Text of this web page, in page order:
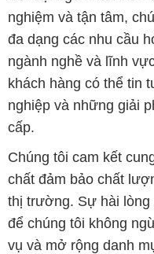
nghiệp và những giải
cấp.
Chúng tôi cam kết
chất đảm bảo chất
thị trường. Sự hài
để chúng tôi không
vụ và mở rộng danh
yêu cầu của khách
Để biết thêm thông tin
khách hàng có thể
tôi tại địa chỉ